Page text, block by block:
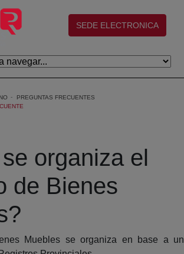
(abre en nueva ventana)
SEDE ELECTRONICA
PREGUNTAS FRECUENTES
organiza el
de Bienes
Muebles se organiza en base a un